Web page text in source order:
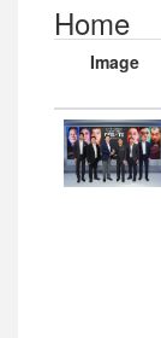
Home
Image